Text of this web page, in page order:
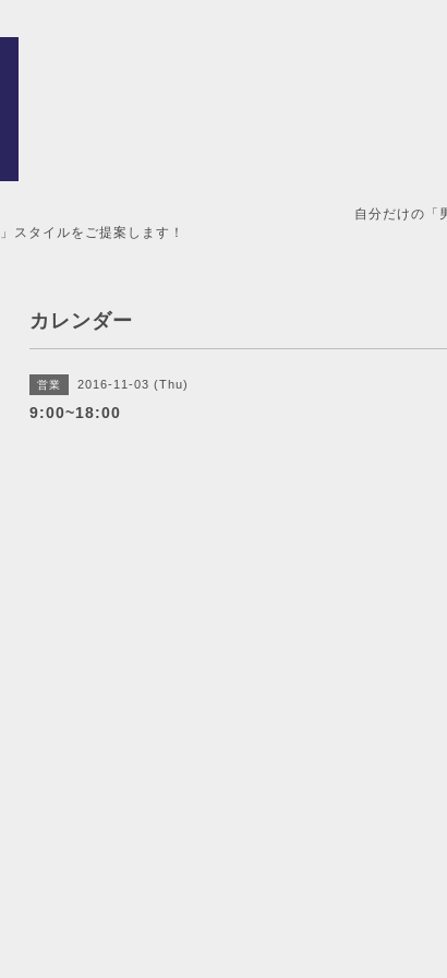
前」を造るメンズ美容室
スタイルをご提案します！
カレンダー
営業 2016-11-03 (Thu)
9:00~18:00